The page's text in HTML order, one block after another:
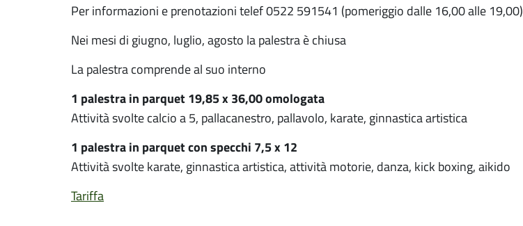
Per informazioni e prenotazioni telef 0522 591541 (pomeriggio dalle 16,00 alle 19,00)
Nei mesi di giugno, luglio, agosto la palestra è chiusa
La palestra comprende al suo interno
1 palestra in parquet 19,85 x 36,00 omologata
Attività svolte calcio a 5, pallacanestro, pallavolo, karate, ginnastica artistica
1 palestra in parquet con specchi 7,5 x 12
Attività svolte karate, ginnastica artistica, attività motorie, danza, kick boxing, aikido
Tariffa